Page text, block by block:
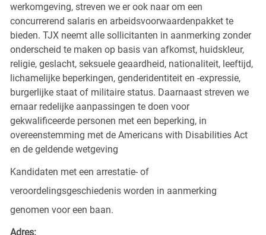
werkomgeving, streven we er ook naar om een
concurrerend salaris en arbeidsvoorwaardenpakket te
bieden. TJX neemt alle sollicitanten in aanmerking zonder
onderscheid te maken op basis van afkomst, huidskleur,
religie, geslacht, seksuele geaardheid, nationaliteit, leeftijd,
lichamelijke beperkingen, genderidentiteit en -expressie,
burgerlijke staat of militaire status. Daarnaast streven we
ernaar redelijke aanpassingen te doen voor
gekwalificeerde personen met een beperking, in
overeenstemming met de Americans with Disabilities Act
en de geldende wetgeving
Kandidaten met een arrestatie- of
veroordelingsgeschiedenis worden in aanmerking
genomen voor een baan.
Adres: